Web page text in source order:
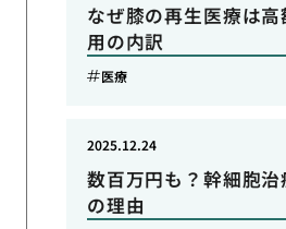
なぜ膝の再生医療は
用の内訳
医療
数百万円も？幹細胞治
の理由
2025.12.24